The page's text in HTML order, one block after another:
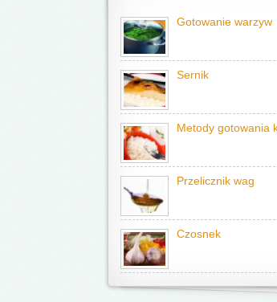
Gotowanie warzyw
Sernik
Metody gotowania
Przelicznik wag
Czosnek